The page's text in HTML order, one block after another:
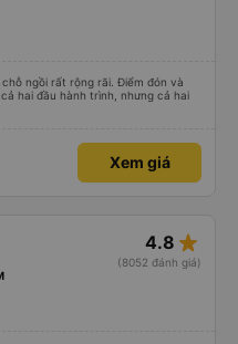
ngồi rất rộng rãi. Điểm đón và
hai đầu hành trình, nhưng cả hai
Xem giá
4.8 star_rate
(8052 đánh giá)